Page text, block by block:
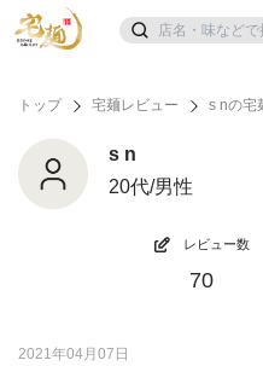
トップ 宅麺レビュー s nの宅
s n
20代/男性
レビュー数
70
2021年04月07日